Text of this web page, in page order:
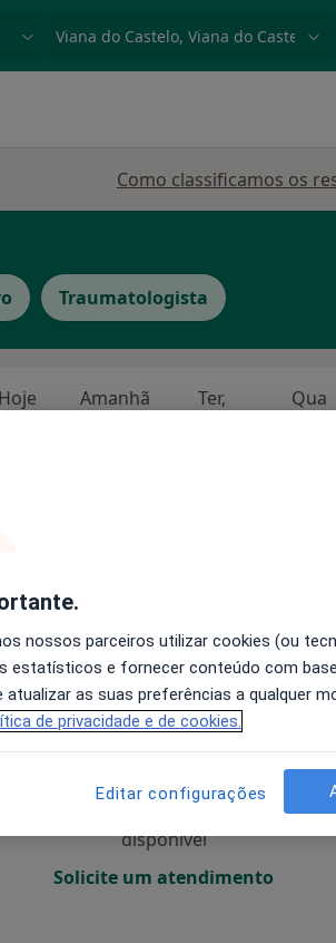
Como classificamos os
Traumatologista
Hoje Amanhã Ter, Qua
9 Ago
Amanhã
10 Ago
Ter,
11 Ago
O agendamento online não está
disponível
Solicite um atendimento
nossos parceiros utilizar cookies (ou
estatísticos e fornecer conteúdo com
atualizar as suas preferências a qualquer
de privacidade e de cookies.
Editar configurações